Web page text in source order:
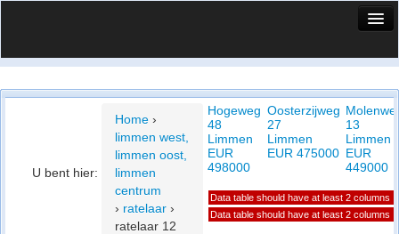
Vergelijk prijsposities - wijk
Info
U bent hier:
Home ›
limmen west,
limmen oost,
limmen
centrum
› ratelaar ›
ratelaar 12
Hogeweg
48
Limmen
EUR
498000
Oosterzijweg
27
Limmen
EUR 475000
13
Limmen
EUR
449000
Data table should have at least 2 columns
Data table should have at least 2 columns